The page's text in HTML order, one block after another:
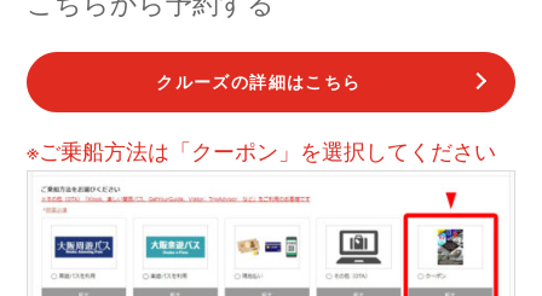
クルーズの詳細はこちら
※ご乗船方法は「クーポン」を選択してください